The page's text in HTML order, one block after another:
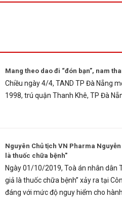
Mang theo dao đi “đón bạn”, nam
Chiều ngày 4/4, TAND TP Đà Nẵng
1998, trú quận Thanh Khê, TP Đà
Nguyên Chủ tịch VN Pharma
là thuốc chữa bệnh"
Ngày 01/10/2019, Toà án nhân dân
giả là thuốc chữa bệnh” xảy ra tại
đáng với mức độ nguy hiểm cho